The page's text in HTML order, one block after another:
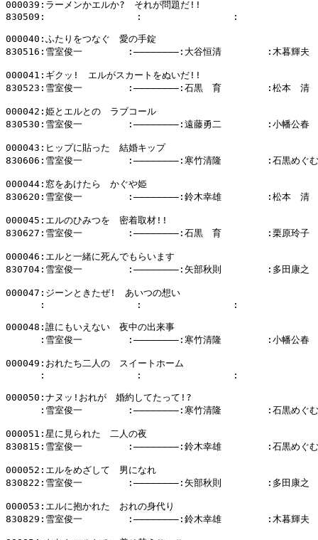
000039:ラーメンかエルか?　それが問題だ!!
830509:                :                :
000040:ふたりをつなぐ　愛の手錠
830516:雪室俊一        :――――――――:大谷恒清        :木暮輝夫
000041:ギクッ!　エルがスカートをぬいだ!!
830523:雪室俊一        :――――――――:石黒　育        :松本　清
000042:姫とエルとの　ラブコール
830530:雪室俊一        :――――――――:遠藤勇二        :小幡公春
000043:ヒップに貼った　結婚キップ
830606:雪室俊一        :――――――――:寒竹清隆        :石黒めぐむ
000044:窓をあけたら　かぐや姫
830620:雪室俊一        :――――――――:鈴木幸雄        :松本　清
000045:エルのひみつを　密着取材!!
830627:雪室俊一        :――――――――:石黒　育        :栗原玲子
000046:エルと一緒に死んでもらいます
830704:雪室俊一        :――――――――:矢部秋則        :多田康之
000047:ジーンときたぜ!　あいつの想い
:                :                :
000048:誰にもいえない　夜中の出来事
      :雪室俊一        :――――――――:寒竹清隆        :小幡公春
000049:おれたち二人の　スイートホーム
:                :                :
000050:ナヌッ!おれが　婚約してたって!?
      :雪室俊一        :――――――――:寒竹清隆        :石黒めぐむ
000051:星に見られた　二人の夜
830815:雪室俊一        :――――――――:鈴木幸雄        :石黒めぐむ
000052:エルをめざして　男になれ
830822:雪室俊一        :――――――――:矢部秋則        :多田康之
000053:エルに抱かれた　おれの身代り
830829:雪室俊一        :――――――――:鈴木幸雄        :木暮輝夫